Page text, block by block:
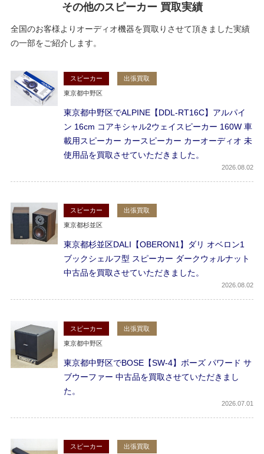
その他のスピーカー 買取実績
全国のお客様よりオーディオ機器を買取りさせて頂きました実績
の一部をご紹介します。
スピーカー 出張買取
東京都中野区
東京都中野区でALPINE【DDL-RT16C】アルパイ
ン 16cm コアキシャル2ウェイスピーカー 160W 車
載用スピーカー カースピーカー カーオーディオ 未
使用品を買取させていただきました。
2026 08.02
スピーカー 出張買取
東京都杉並区
東京都杉並区DALI【OBERON1】ダリ オベロン1
ブックシェルフ型 スピーカー ダークウォルナット
中古品を買取させていただきました。
2026 08.02
スピーカー 出張買取
東京都中野区
東京都中野区でBOSE【SW-4】ボーズ パワード サ
ブウーファー 中古品を買取させていただきまし
た。
2026 07.01
スピーカー 出張買取